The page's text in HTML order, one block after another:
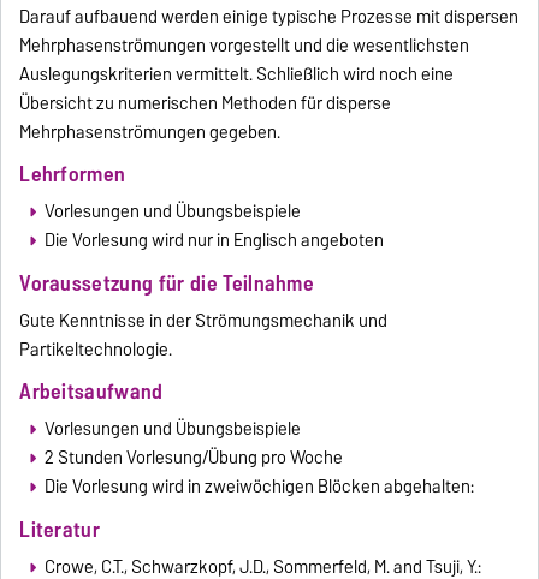
Darauf aufbauend werden einige typische Prozesse mit dispersen
Mehrphasenströmungen vorgestellt und die wesentlichsten
Auslegungskriterien vermittelt. Schließlich wird noch eine
Übersicht zu numerischen Methoden für disperse
Mehrphasenströmungen gegeben.
Lehrformen
Vorlesungen und Übungsbeispiele
Die Vorlesung wird nur in Englisch angeboten
Voraussetzung für die Teilnahme
Gute Kenntnisse in der Strömungsmechanik und
Partikeltechnologie.
Arbeitsaufwand
Vorlesungen und Übungsbeispiele
2 Stunden Vorlesung/Übung pro Woche
Die Vorlesung wird in zweiwöchigen Blöcken abgehalten:
Literatur
Crowe, C.T., Schwarzkopf, J.D., Sommerfeld, M. and Tsuji, Y.: